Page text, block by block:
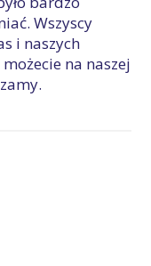
Wszyscy
i naszych
na naszej